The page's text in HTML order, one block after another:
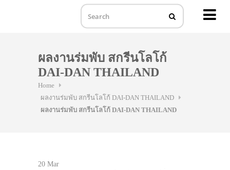
ผลงานร่มพับ สกรีนโลโก้
DAI-DAN THAILAND
Home
ผลงานร่มพับ สกรีนโลโก้ DAI-DAN THAILAND
ผลงานร่มพับ สกรีนโลโก้ DAI-DAN THAILAND
20 Mar